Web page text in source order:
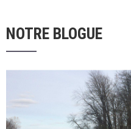
NOTRE BLOGUE